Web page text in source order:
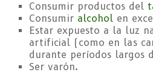
Consumir productos del
Consumir alcohol en
Estar expuesto a la luz
artificial (como en las
durante períodos largos
Ser varón.